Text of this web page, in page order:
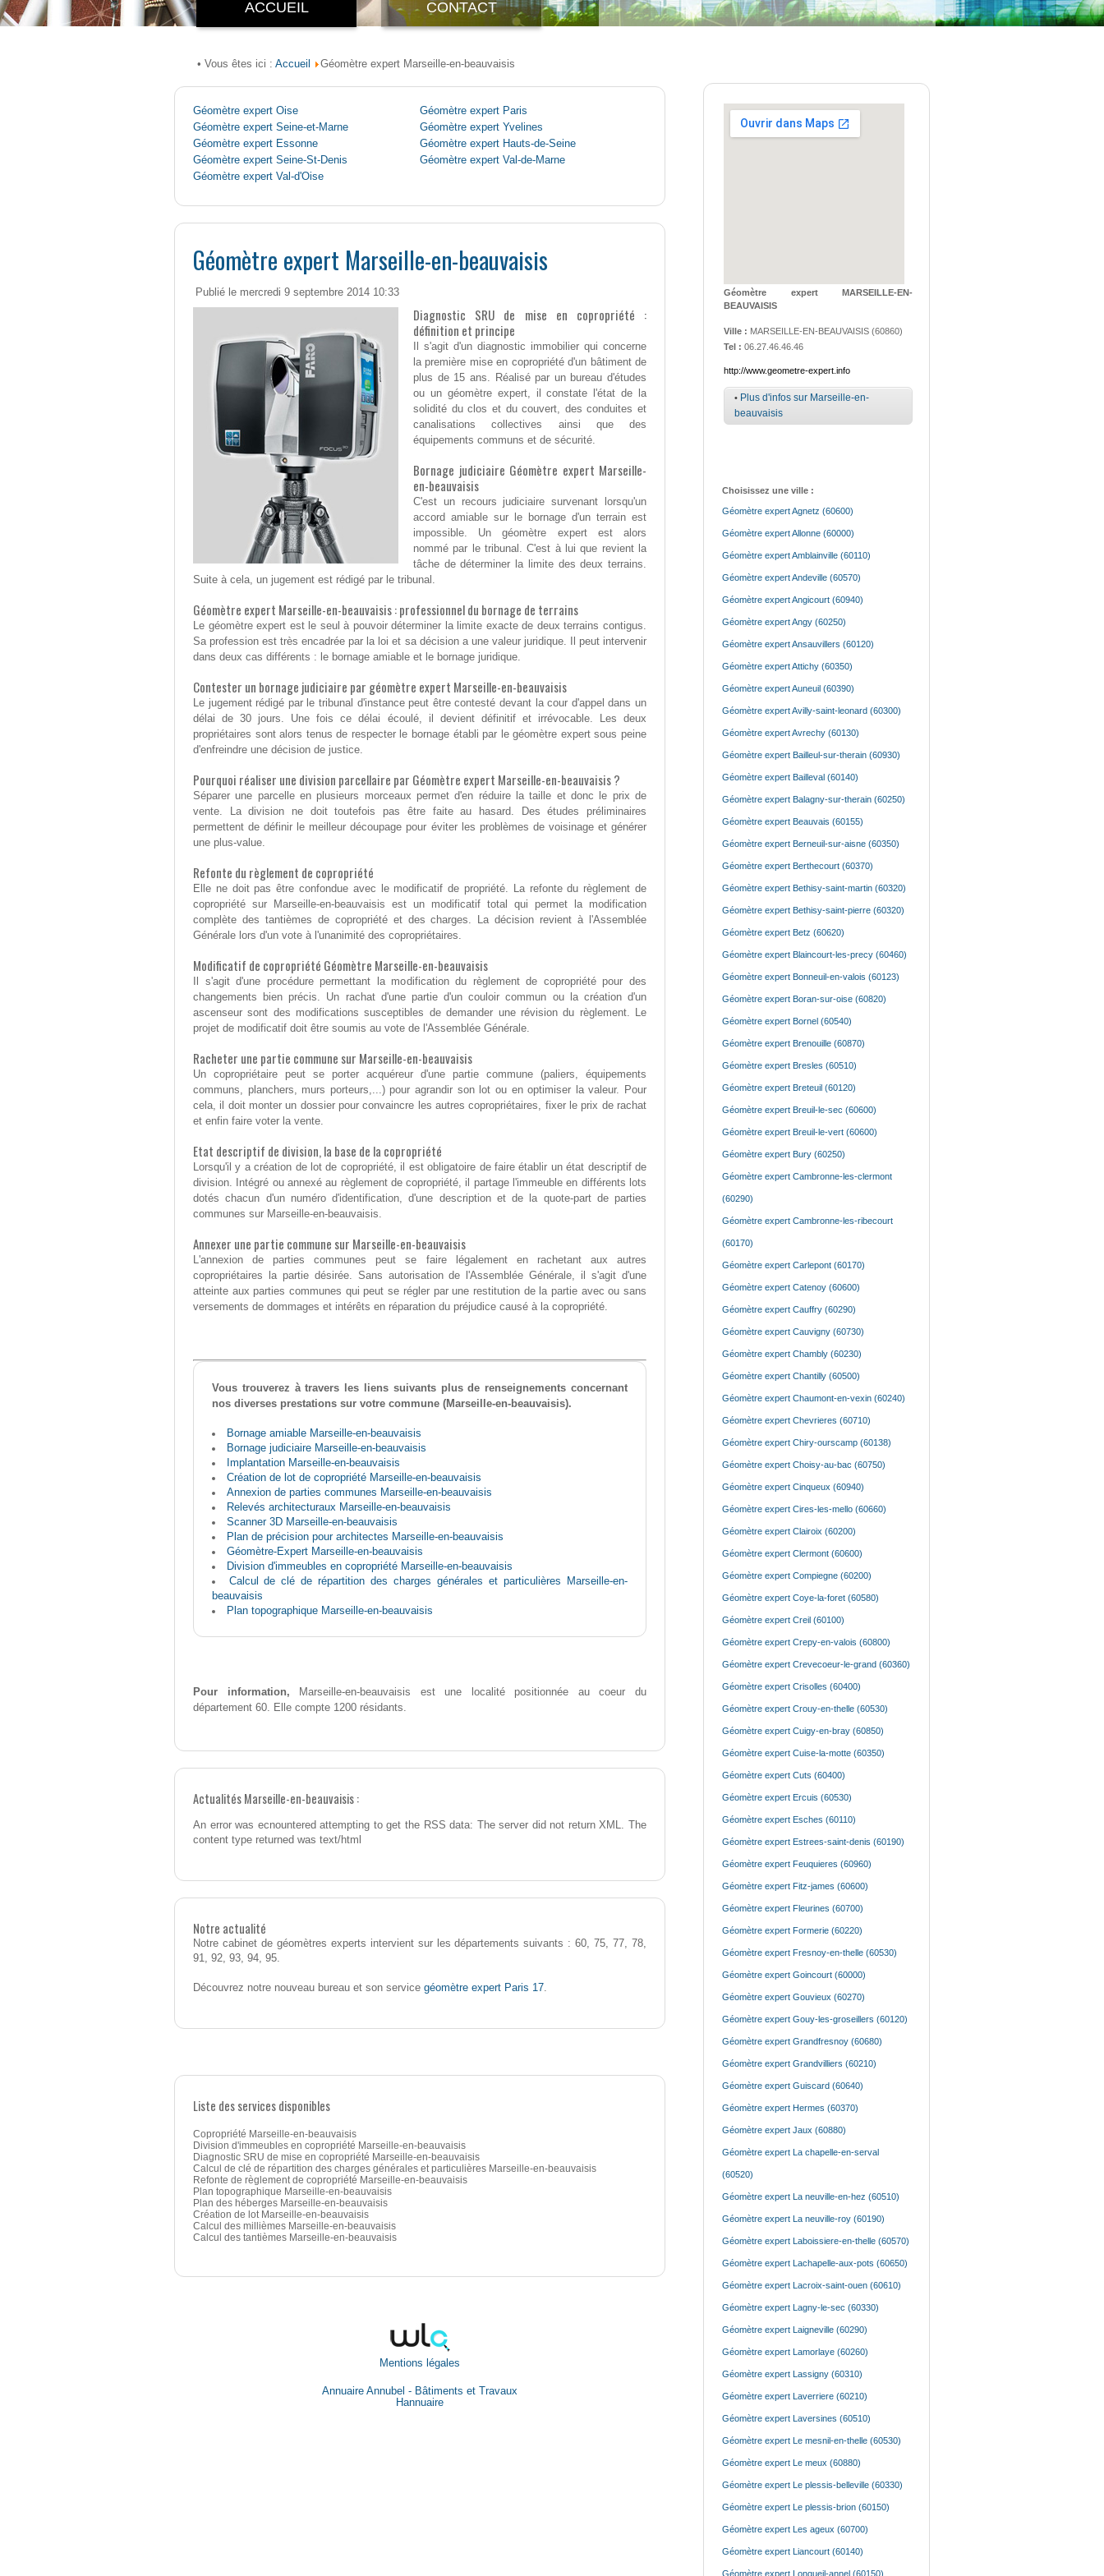
ACCUEIL CONTACT
• Vous êtes ici : Accueil Géomètre expert Marseille-en-beauvaisis
Géomètre expert Oise
Géomètre expert Paris
Géomètre expert Seine-et-Marne
Géomètre expert Yvelines
Géomètre expert Essonne
Géomètre expert Hauts-de-Seine
Géomètre expert Seine-St-Denis
Géomètre expert Val-de-Marne
Géomètre expert Val-d'Oise
Géomètre expert Marseille-en-beauvaisis
Publié le mercredi 9 septembre 2014 10:33
Diagnostic SRU de mise en copropriété :
définition et principe
Il s'agit d'un diagnostic immobilier qui concerne
la première mise en copropriété d'un bâtiment de
plus de 15 ans. Réalisé par un bureau d'études
ou un géomètre expert, il constate l'état de la
solidité du clos et du couvert, des conduites et
canalisations collectives ainsi que des
équipements communs et de sécurité.
Bornage judiciaire Géomètre expert Marseille-
en-beauvaisis
C'est un recours judiciaire survenant lorsqu'un
accord amiable sur le bornage d'un terrain est
impossible. Un géomètre expert est alors
nommé par le tribunal. C'est à lui que revient la
tâche de déterminer la limite des deux terrains.
Suite à cela, un jugement est rédigé par le tribunal.
Géomètre expert Marseille-en-beauvaisis : professionnel du bornage de terrains
Le géomètre expert est le seul à pouvoir déterminer la limite exacte de deux terrains contigus.
Sa profession est très encadrée par la loi et sa décision a une valeur juridique. Il peut intervenir
dans deux cas différents : le bornage amiable et le bornage juridique.
Contester un bornage judiciaire par géomètre expert Marseille-en-beauvaisis
Le jugement rédigé par le tribunal d'instance peut être contesté devant la cour d'appel dans un
délai de 30 jours. Une fois ce délai écoulé, il devient définitif et irrévocable. Les deux
propriétaires sont alors tenus de respecter le bornage établi par le géomètre expert sous peine
d'enfreindre une décision de justice.
Pourquoi réaliser une division parcellaire par Géomètre expert Marseille-en-beauvaisis ?
Séparer une parcelle en plusieurs morceaux permet d'en réduire la taille et donc le prix de
vente. La division ne doit toutefois pas être faite au hasard. Des études préliminaires
permettent de définir le meilleur découpage pour éviter les problèmes de voisinage et générer
une plus-value.
Refonte du règlement de copropriété
Elle ne doit pas être confondue avec le modificatif de propriété. La refonte du règlement de
copropriété sur Marseille-en-beauvaisis est un modificatif total qui permet la modification
complète des tantièmes de copropriété et des charges. La décision revient à l'Assemblée
Générale lors d'un vote à l'unanimité des copropriétaires.
Modificatif de copropriété Géomètre Marseille-en-beauvaisis
Il s'agit d'une procédure permettant la modification du règlement de copropriété pour des
changements bien précis. Un rachat d'une partie d'un couloir commun ou la création d'un
ascenseur sont des modifications susceptibles de demander une révision du règlement. Le
projet de modificatif doit être soumis au vote de l'Assemblée Générale.
Racheter une partie commune sur Marseille-en-beauvaisis
Un copropriétaire peut se porter acquéreur d'une partie commune (paliers, équipements
communs, planchers, murs porteurs,...) pour agrandir son lot ou en optimiser la valeur. Pour
cela, il doit monter un dossier pour convaincre les autres copropriétaires, fixer le prix de rachat
et enfin faire voter la vente.
Etat descriptif de division, la base de la copropriété
Lorsqu'il y a création de lot de copropriété, il est obligatoire de faire établir un état descriptif de
division. Intégré ou annexé au règlement de copropriété, il partage l'immeuble en différents lots
dotés chacun d'un numéro d'identification, d'une description et de la quote-part de parties
communes sur Marseille-en-beauvaisis.
Annexer une partie commune sur Marseille-en-beauvaisis
L'annexion de parties communes peut se faire légalement en rachetant aux autres
copropriétaires la partie désirée. Sans autorisation de l'Assemblée Générale, il s'agit d'une
atteinte aux parties communes qui peut se régler par une restitution de la partie avec ou sans
versements de dommages et intérêts en réparation du préjudice causé à la copropriété.
Vous trouverez à travers les liens suivants plus de renseignements concernant
nos diverses prestations sur votre commune (Marseille-en-beauvaisis).
Bornage amiable Marseille-en-beauvaisis
Bornage judiciaire Marseille-en-beauvaisis
Implantation Marseille-en-beauvaisis
Création de lot de copropriété Marseille-en-beauvaisis
Annexion de parties communes Marseille-en-beauvaisis
Relevés architecturaux Marseille-en-beauvaisis
Scanner 3D Marseille-en-beauvaisis
Plan de précision pour architectes Marseille-en-beauvaisis
Géomètre-Expert Marseille-en-beauvaisis
Division d'immeubles en copropriété Marseille-en-beauvaisis
Calcul de clé de répartition des charges générales et particulières Marseille-en-
beauvaisis
Plan topographique Marseille-en-beauvaisis
Pour information, Marseille-en-beauvaisis est une localité positionnée au coeur du
département 60. Elle compte 1200 résidants.
Actualités Marseille-en-beauvaisis :
An error was ecnountered attempting to get the RSS data: The server did not return XML. The
content type returned was text/html
Notre actualité
Notre cabinet de géomètres experts intervient sur les départements suivants : 60, 75, 77, 78,
91, 92, 93, 94, 95.
Découvrez notre nouveau bureau et son service géomètre expert Paris 17.
Liste des services disponibles
Copropriété Marseille-en-beauvaisis
Division d'immeubles en copropriété Marseille-en-beauvaisis
Diagnostic SRU de mise en copropriété Marseille-en-beauvaisis
Calcul de clé de répartition des charges générales et particulières Marseille-en-beauvaisis
Refonte de règlement de copropriété Marseille-en-beauvaisis
Plan topographique Marseille-en-beauvaisis
Plan des héberges Marseille-en-beauvaisis
Création de lot Marseille-en-beauvaisis
Calcul des millièmes Marseille-en-beauvaisis
Calcul des tantièmes Marseille-en-beauvaisis
Mentions légales
Annuaire Annubel - Bâtiments et Travaux
Hannuaire
Géomètre expert MARSEILLE-EN-
BEAUVAISIS
Ville : MARSEILLE-EN-BEAUVAISIS (60860)
Tel : 06.27.46.46.46
http://www.geometre-expert.info
• Plus d'infos sur Marseille-en-
beauvaisis
Choisissez une ville :
Géomètre expert Agnetz (60600)
Géomètre expert Allonne (60000)
Géomètre expert Amblainville (60110)
Géomètre expert Andeville (60570)
Géomètre expert Angicourt (60940)
Géomètre expert Angy (60250)
Géomètre expert Ansauvillers (60120)
Géomètre expert Attichy (60350)
Géomètre expert Auneuil (60390)
Géomètre expert Avilly-saint-leonard (60300)
Géomètre expert Avrechy (60130)
Géomètre expert Bailleul-sur-therain (60930)
Géomètre expert Bailleval (60140)
Géomètre expert Balagny-sur-therain (60250)
Géomètre expert Beauvais (60155)
Géomètre expert Berneuil-sur-aisne (60350)
Géomètre expert Berthecourt (60370)
Géomètre expert Bethisy-saint-martin (60320)
Géomètre expert Bethisy-saint-pierre (60320)
Géomètre expert Betz (60620)
Géomètre expert Blaincourt-les-precy (60460)
Géomètre expert Bonneuil-en-valois (60123)
Géomètre expert Boran-sur-oise (60820)
Géomètre expert Bornel (60540)
Géomètre expert Brenouille (60870)
Géomètre expert Bresles (60510)
Géomètre expert Breteuil (60120)
Géomètre expert Breuil-le-sec (60600)
Géomètre expert Breuil-le-vert (60600)
Géomètre expert Bury (60250)
Géomètre expert Cambronne-les-clermont
(60290)
Géomètre expert Cambronne-les-ribecourt
(60170)
Géomètre expert Carlepont (60170)
Géomètre expert Catenoy (60600)
Géomètre expert Cauffry (60290)
Géomètre expert Cauvigny (60730)
Géomètre expert Chambly (60230)
Géomètre expert Chantilly (60500)
Géomètre expert Chaumont-en-vexin (60240)
Géomètre expert Chevrieres (60710)
Géomètre expert Chiry-ourscamp (60138)
Géomètre expert Choisy-au-bac (60750)
Géomètre expert Cinqueux (60940)
Géomètre expert Cires-les-mello (60660)
Géomètre expert Clairoix (60200)
Géomètre expert Clermont (60600)
Géomètre expert Compiegne (60200)
Géomètre expert Coye-la-foret (60580)
Géomètre expert Creil (60100)
Géomètre expert Crepy-en-valois (60800)
Géomètre expert Crevecoeur-le-grand (60360)
Géomètre expert Crisolles (60400)
Géomètre expert Crouy-en-thelle (60530)
Géomètre expert Cuigy-en-bray (60850)
Géomètre expert Cuise-la-motte (60350)
Géomètre expert Cuts (60400)
Géomètre expert Ercuis (60530)
Géomètre expert Esches (60110)
Géomètre expert Estrees-saint-denis (60190)
Géomètre expert Feuquieres (60960)
Géomètre expert Fitz-james (60600)
Géomètre expert Fleurines (60700)
Géomètre expert Formerie (60220)
Géomètre expert Fresnoy-en-thelle (60530)
Géomètre expert Goincourt (60000)
Géomètre expert Gouvieux (60270)
Géomètre expert Gouy-les-groseillers (60120)
Géomètre expert Grandfresnoy (60680)
Géomètre expert Grandvilliers (60210)
Géomètre expert Guiscard (60640)
Géomètre expert Hermes (60370)
Géomètre expert Jaux (60880)
Géomètre expert La chapelle-en-serval
(60520)
Géomètre expert La neuville-en-hez (60510)
Géomètre expert La neuville-roy (60190)
Géomètre expert Laboissiere-en-thelle (60570)
Géomètre expert Lachapelle-aux-pots (60650)
Géomètre expert Lacroix-saint-ouen (60610)
Géomètre expert Lagny-le-sec (60330)
Géomètre expert Laigneville (60290)
Géomètre expert Lamorlaye (60260)
Géomètre expert Lassigny (60310)
Géomètre expert Laverriere (60210)
Géomètre expert Laversines (60510)
Géomètre expert Le mesnil-en-thelle (60530)
Géomètre expert Le meux (60880)
Géomètre expert Le plessis-belleville (60330)
Géomètre expert Le plessis-brion (60150)
Géomètre expert Les ageux (60700)
Géomètre expert Liancourt (60140)
Géomètre expert Longueil-annel (60150)